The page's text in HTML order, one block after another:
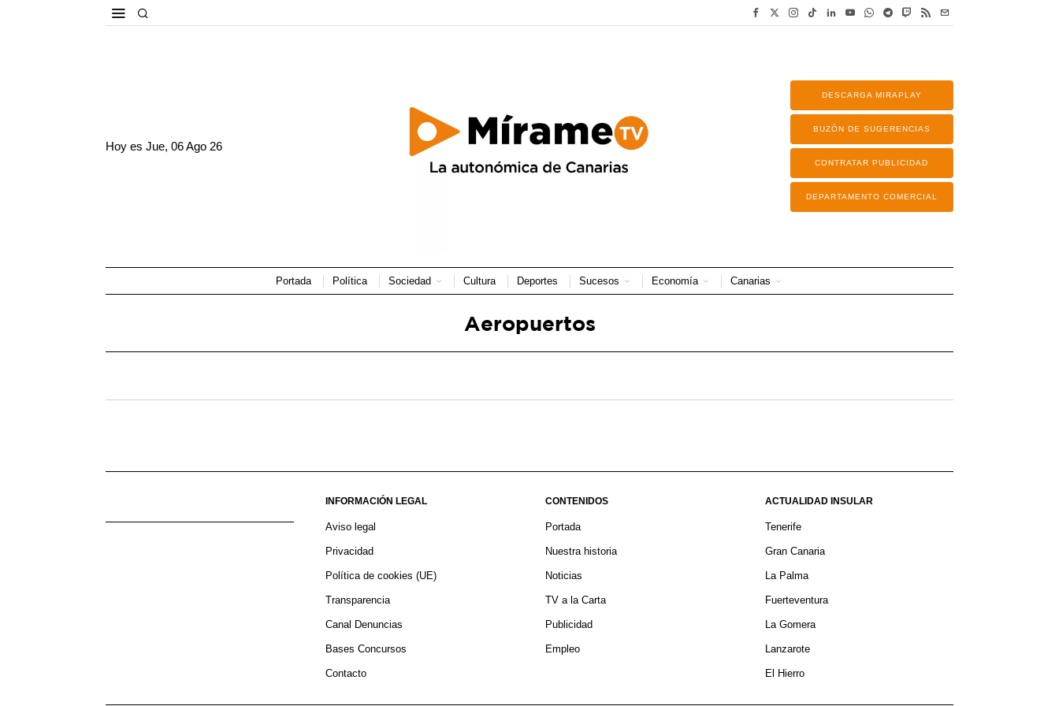
Hoy esJue, 06 Ago 26
DESCARGA MIRAPLAY
BUZÓN DE SUGERENCIAS
CONTRATAR PUBLICIDAD
DEPARTAMENTO COMERCIAL
Portada Política Sociedad Cultura Deportes Sucesos Economía Canarias
Aeropuertos
Más de 5.000 vuelos programados en los aeropuertos
canarios durante el puente de agosto
14/08/2025
INFORMACIÓN LEGAL
Aviso legal
Privacidad
Política de cookies (UE)
Transparencia
Canal Denuncias
Bases Concursos
Contacto
CONTENIDOS
Portada
Nuestra historia
Noticias
TV a la Carta
Publicidad
Empleo
ACTUALIDAD INSULAR
Tenerife
Gran Canaria
La Palma
Fuerteventura
La Gomera
Lanzarote
El Hierro